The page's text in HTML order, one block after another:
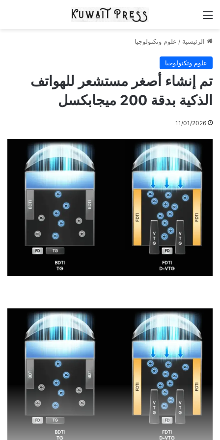
الرئيسية / علوم وتكنولوجيا
علوم وتكنولوجيا
تم إنشاء أصغر مستشعر للهواتف
الذكية بدقة 200 ميجابكسل
11/01/2026